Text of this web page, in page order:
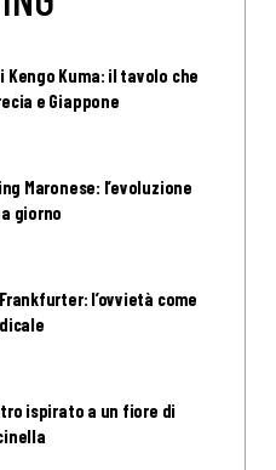
Kengo Kuma: il tavolo che
e Giappone
Maronese: l’evoluzione
giorno
l’ovvietà come
ispirato a un fiore di